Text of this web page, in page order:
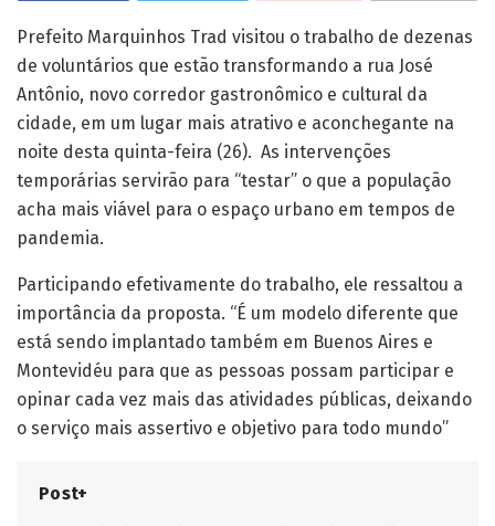
Prefeito Marquinhos Trad visitou o trabalho de dezenas
de voluntários que estão transformando a rua José
Antônio, novo corredor gastronômico e cultural da
cidade, em um lugar mais atrativo e aconchegante na
noite desta quinta-feira (26). As intervenções
temporárias servirão para “testar” o que a população
acha mais viável para o espaço urbano em tempos de
pandemia.
Participando efetivamente do trabalho, ele ressaltou a
importância da proposta. “É um modelo diferente que
está sendo implantado também em Buenos Aires e
Montevidéu para que as pessoas possam participar e
opinar cada vez mais das atividades públicas, deixando
o serviço mais assertivo e objetivo para todo mundo”
Post+